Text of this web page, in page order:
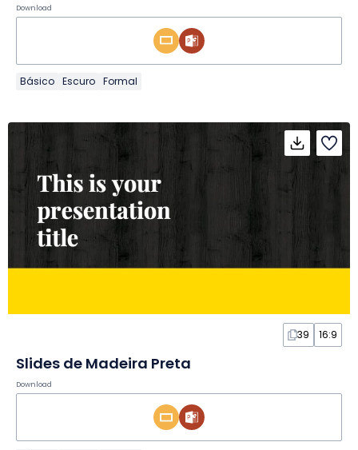
Download
Básico Escuro Formal
39 16:9
Slides de Madeira Preta
Download